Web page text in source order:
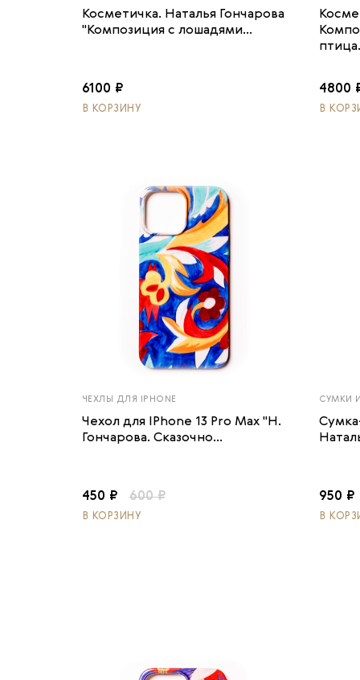
Косметичка. Наталья Гончарова
"Композиция с лошадями...
6100 ₽
В КОРЗИНУ
4800
В
ЧЕХЛЫ ДЛЯ IPHONE
Чехол для IPhone 13 Pro Max "Н.
Гончарова. Сказочно...
450 ₽ 600 ₽
В КОРЗИНУ
СУМКИ
950 ₽
В